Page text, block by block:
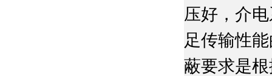
压好，介
足传输性
蔽要求是